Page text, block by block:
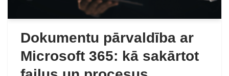
Dokumentu pārvaldība ar
Microsoft 365: kā sakārtot